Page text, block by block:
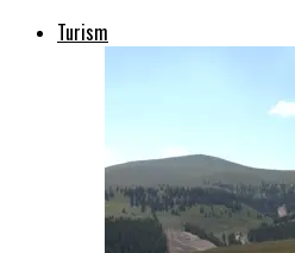
Turism